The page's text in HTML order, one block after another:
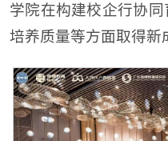
学院在构建校企行协
培养质量等方面取得新